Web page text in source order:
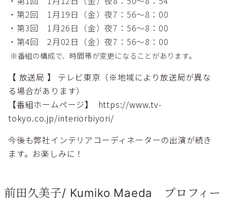
・第2回 1月19日（金）夜7：56～8：00
・第3回 1月26日（金）夜7：56～8：00
・第4回 2月02日（金）夜7：56～8：00
※番組の構成で、時間帯が変更になることがあります。
【 放送局 】 テレビ東京（※地域により放送局が異な
る場合があります）
【番組ホームページ】 https://www.tv-
tokyo.co.jp/interiorbiyori/
今後も弊社インテリアコーディネーターの出演が続き
ます。お楽しみに！
前田久美子/ Kumiko Maeda プロフィー